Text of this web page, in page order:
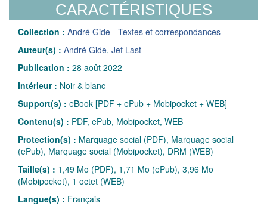
CARACTÉRISTIQUES
Collection : André Gide - Textes et correspondances
Auteur(s) : André Gide, Jef Last
Publication : 28 août 2022
Intérieur : Noir & blanc
Support(s) : eBook [PDF + ePub + Mobipocket + WEB]
Contenu(s) : PDF, ePub, Mobipocket, WEB
Protection(s) : Marquage social (PDF), Marquage social
(ePub), Marquage social (Mobipocket), DRM (WEB)
Taille(s) : 1,49 Mo (PDF), 1,71 Mo (ePub), 3,96 Mo
(Mobipocket), 1 octet (WEB)
Langue(s) : Français